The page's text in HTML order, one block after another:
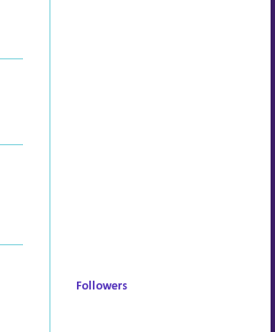
Followers